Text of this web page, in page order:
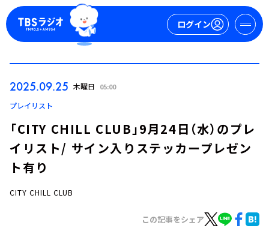
ログイン
2025.09.25 木曜日 05:00
プレイリスト
「CITY CHILL CLUB」9月24日（水）のプレ
イリスト/ サイン入りステッカープレゼン
ト有り
CITY CHILL CLUB
この記事をシェア